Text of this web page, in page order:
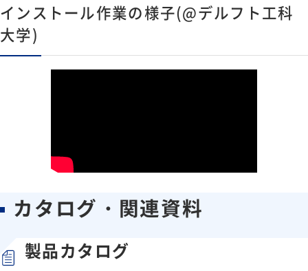
インストール作業の様子(@デルフト工科
大学)
カタログ・関連資料
製品カタログ